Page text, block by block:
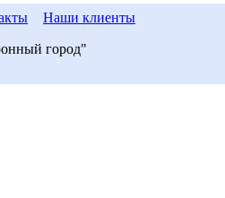
Наши клиенты
город"